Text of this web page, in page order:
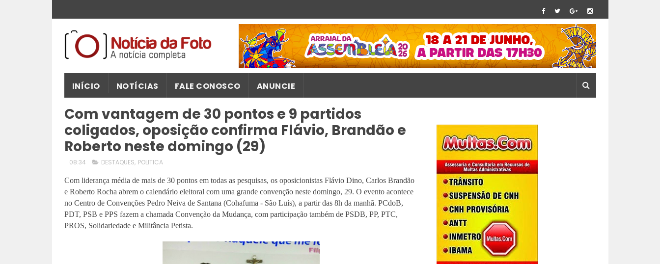
INÍCIO NOTÍCIAS FALE CONOSCO ANUNCIE
Com vantagem de 30 pontos e 9 partidos
coligados, oposição confirma Flávio, Brandão e
Roberto neste domingo (29)
08:34 DESTAQUES, POLITICA
Com liderança média de mais de 30 pontos em todas as pesquisas, os oposicionistas Flávio Dino, Carlos Brandão
e Roberto Rocha abrem o calendário eleitoral com uma grande convenção neste domingo, 29. O evento acontece
no Centro de Convenções Pedro Neiva de Santana (Cohafuma - São Luís), a partir das 8h da manhã. PCdoB,
PDT, PSB e PPS fazem a chamada Convenção da Mudança, com participação também de PSDB, PP, PTC,
PROS, Solidariedade e Militância Petista.